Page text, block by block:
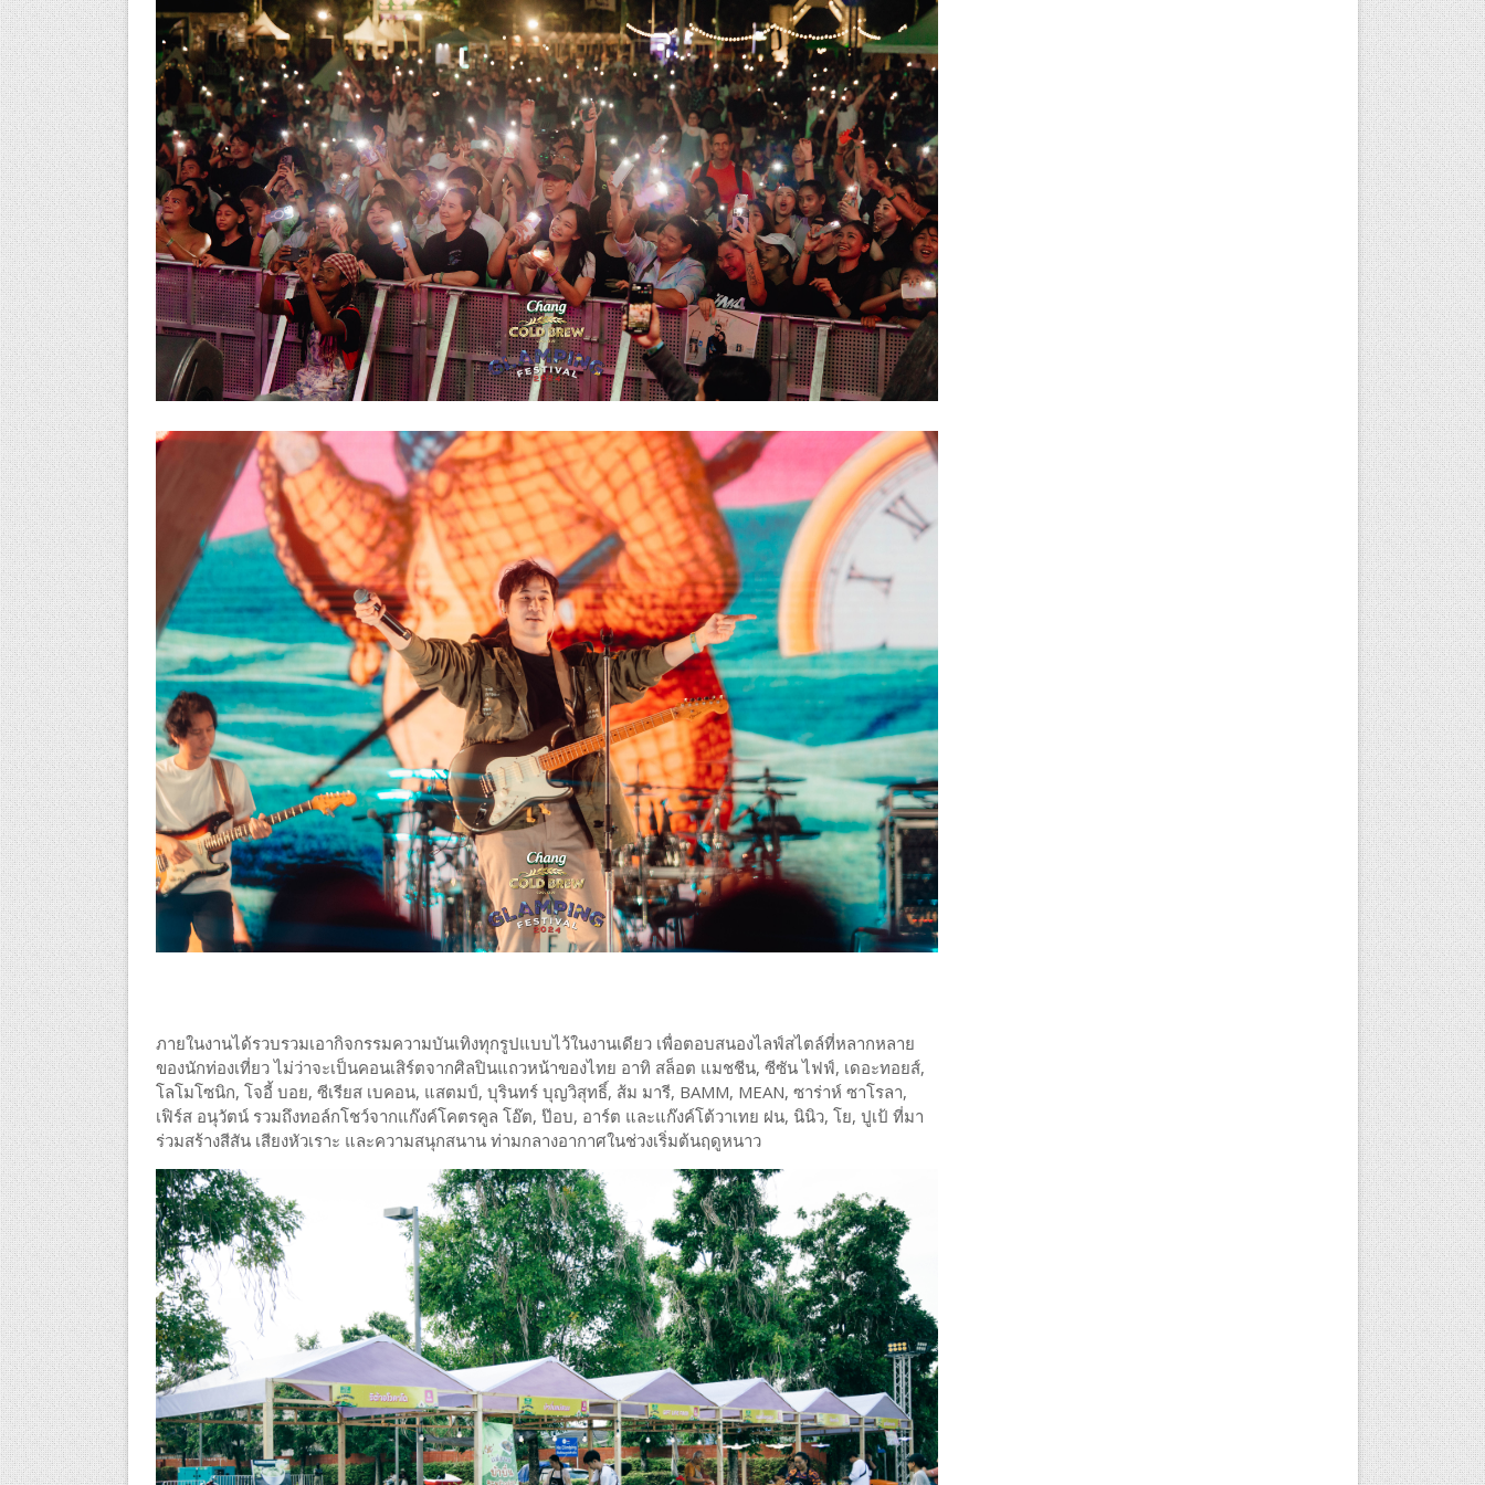
ภายในงานได้รวบรวมเอากิจกรรมความบันเทิงทุกรูปแบบไว้ในงานเดียว เพื่อตอบสนองไลฟ์สไตล์ที่หลากหลาย
ของนักท่องเที่ยว ไม่ว่าจะเป็นคอนเสิร์ตจากศิลปินแถวหน้าของไทย อาทิ สล็อต แมชชีน, ซีซัน ไฟฟ์, เดอะทอยส์,
โลโมโซนิก, โจอี้ บอย, ซีเรียส เบคอน, แสตมป์, บุรินทร์ บุญวิสุทธิ์, ส้ม มารี, BAMM, MEAN, ซาร่าห์ ซาโรลา,
เฟิร์ส อนุวัตน์ รวมถึงทอล์กโชว์จากแก๊งค์โคตรคูล โอ๊ต, ป๊อบ, อาร์ต และแก๊งค์โต้วาเทย ฝน, นินิว, โย, ปูเป้ ที่มา
ร่วมสร้างสีสัน เสียงหัวเราะ และความสนุกสนาน ท่ามกลางอากาศในช่วงเริ่มต้นฤดูหนาว